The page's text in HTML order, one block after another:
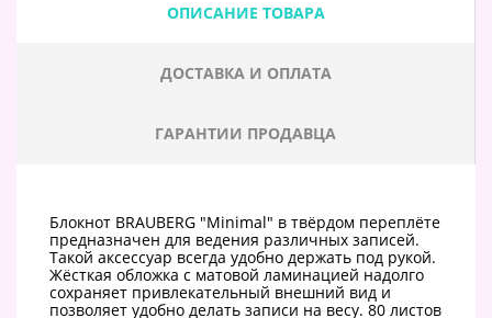
ОПИСАНИЕ ТОВАРА
ДОСТАВКА И ОПЛАТА
ГАРАНТИИ ПРОДАВЦА
Блокнот BRAUBERG "Minimal" в твёрдом переплёте
предназначен для ведения различных записей.
Такой аксессуар всегда удобно держать под рукой.
Жёсткая обложка с матовой ламинацией надолго
сохраняет привлекательный внешний вид и
позволяет удобно делать записи на весу. 80 листов